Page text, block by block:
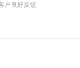
户良好反馈